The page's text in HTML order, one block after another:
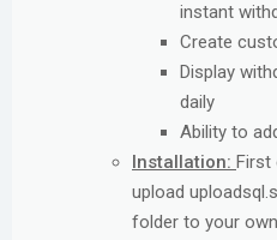
instant
Create
Display
daily
Ability to
Installation: First
upload
folder to your